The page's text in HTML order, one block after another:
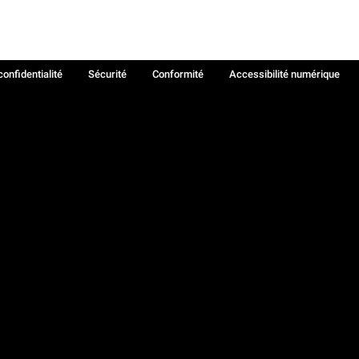
Sécurité Conformité
Accessibilité numérique